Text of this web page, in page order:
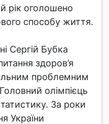
й рік оголошено
способу життя.
Сергій Бубка
здоров’я
проблемним
олімпієць
За роки
України